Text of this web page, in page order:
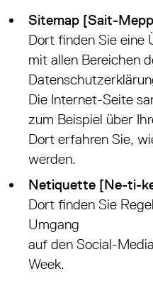
Sitemap [Sait-
Dort finden Sie eine
mit allen Bereichen
Die Internet-Seite
zum Beispiel über
Dort erfahren Sie,
werden.
Netiquette [Ne-ti-
Dort finden Sie
Umgang
auf den Social-
Week.